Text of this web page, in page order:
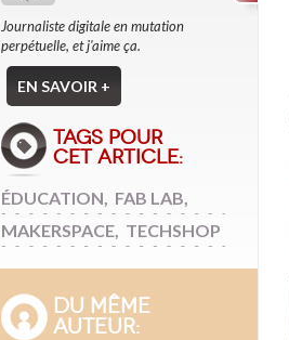
Journaliste digitale en mutation
perpétuelle, et j'aime ça.
EN SAVOIR +
TAGS POUR
CET ARTICLE:
ÉDUCATION FAB LAB
MAKERSPACE TECHSHOP
DU MÊME
AUTEUR: